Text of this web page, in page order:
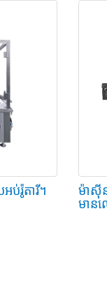
ប់រ៉ូតារី។
ម៉ាស៊ី
មាន